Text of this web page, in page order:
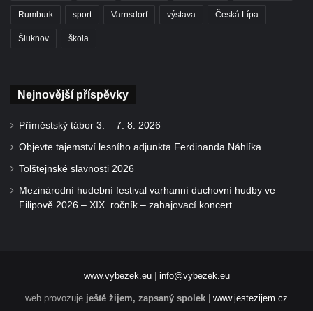
Rumburk sport Varnsdorf výstava Česká Lípa
Šluknov škola
Nejnovější příspěvky
Příměstský tábor 3. – 7. 8. 2026
Objevte tajemství lesního adjunkta Ferdinanda Náhlíka
Tolštejnské slavnosti 2026
Mezinárodní hudební festival varhanní duchovní hudby ve
Filipově 2026 – XIX. ročník – zahajovací koncert
www.vybezek.eu| info@vybezek.eu
web provozuje ještě žijem, zapsaný spolek www.jestezijem.cz